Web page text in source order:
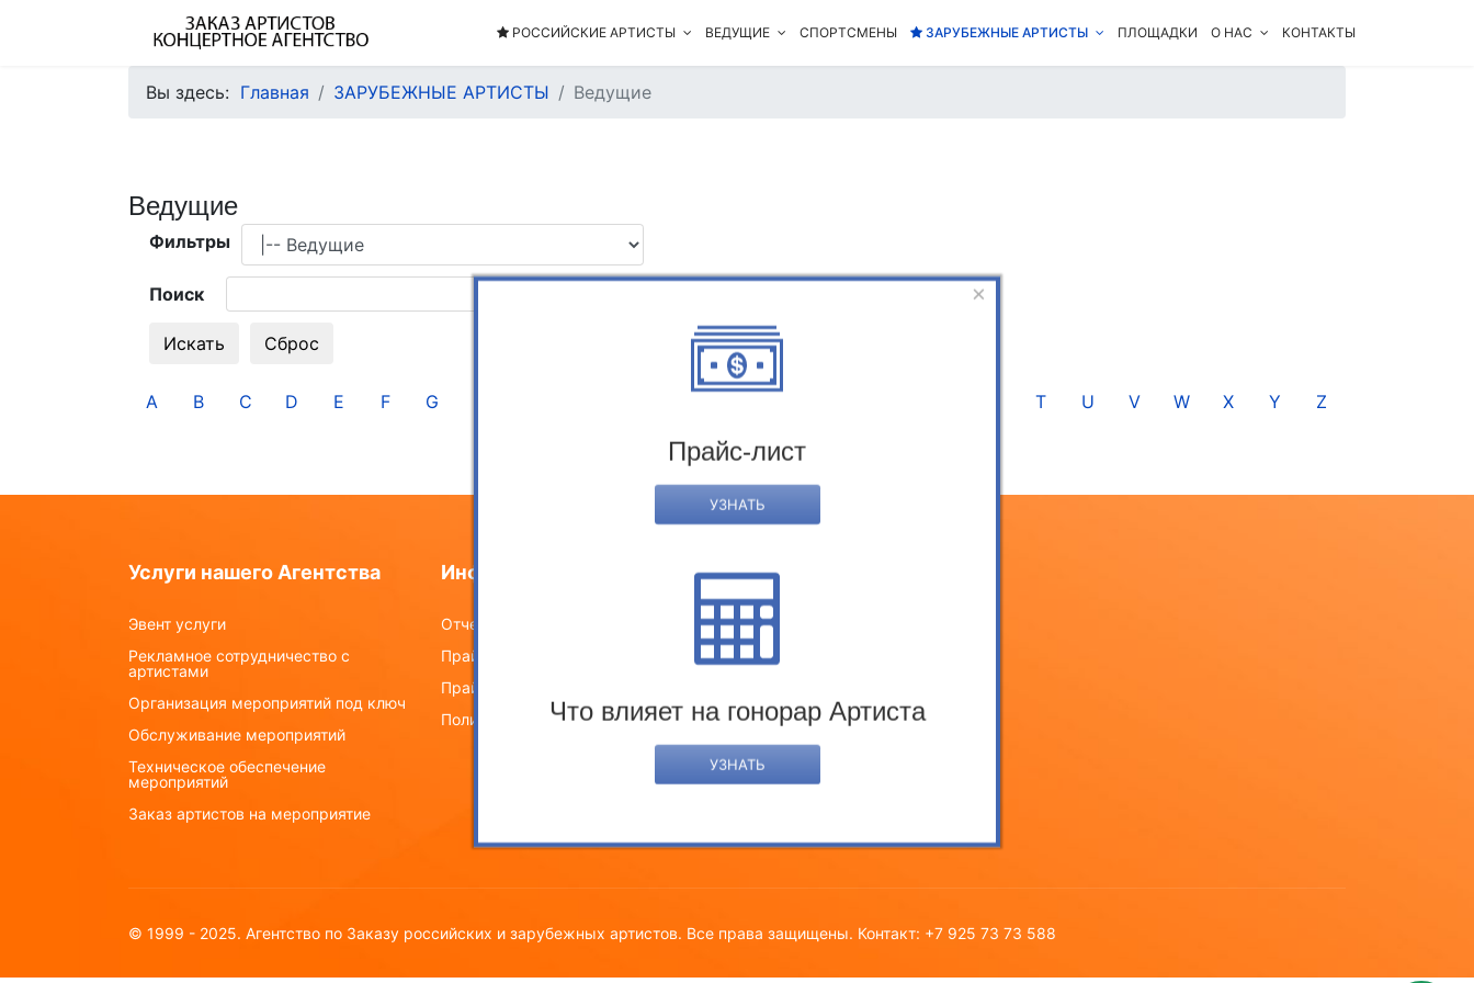
РОССИЙСКИЕ АРТИСТЫ ВЕДУЩИЕ СПОРТСМЕНЫ ЗАРУБЕЖНЫЕ АРТИСТЫ ПЛОЩАДКИ О НАС КОНТАКТЫ
Вы здесь: Главная ЗАРУБЕЖНЫЕ АРТИСТЫ Ведущие
Ведущие
Фильтры
Поиск
A B C D E F G T U V W X Y Z
Услуги нашего Агентства
Эвент услуги
Рекламное сотрудничество с
артистами
Организация мероприятий под ключ
Обслуживание мероприятий
Техническое обеспечение
мероприятий
Заказ артистов на мероприятие
Информация
Отчего зависит гонорар артистов
Прайс-лист на российских артистов
Прайс-лист на зарубежных артистов
Политика конфидициальности
© 1999 - 2025. Агентство по Заказу российских и зарубежных артистов. Все права защищены. Контакт: +7 925 73 73 588
×
Прайс-лист
УЗНАТЬ
Что влияет на гонорар Артиста
УЗНАТЬ